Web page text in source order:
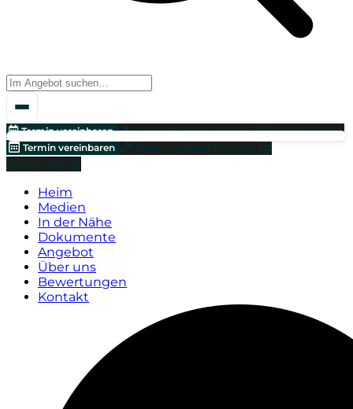
Termin vereinbaren Bieten Sie einen Preis an!
Wertschätzung
Termin vereinbaren
Bieten Sie einen Preis an!
Wertschätzung
Heim
Medien
In der Nähe
Dokumente
Angebot
Über uns
Bewertungen
Kontakt